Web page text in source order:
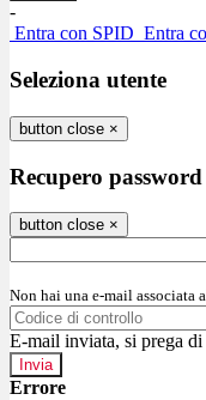
-
Entra con SPID Entra
Seleziona utente
button close ×
Recupero password
button close ×
Non hai una e-mail associata
E-mail inviata, si prega
Errore